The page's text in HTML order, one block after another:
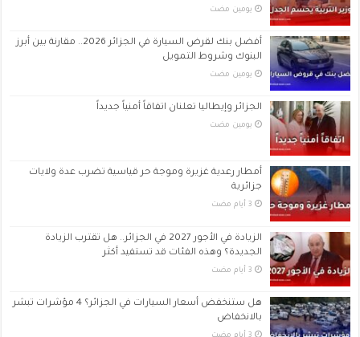
‏يومين مضت
أفضل بنك لقرض السيارة في الجزائر 2026.. مقارنة بين أبرز
البنوك وشروط التمويل
‏يومين مضت
الجزائر وإيطاليا تعلنان اتفاقاً أمنياً جديداً
‏يومين مضت
أمطار رعدية غزيرة وموجة حر قياسية تضرب عدة ولايات
جزائرية
الزيادة في الأجور 2027 في الجزائر.. هل تقترب الزيادة
الجديدة؟ وهذه الفئات قد تستفيد أكثر
هل ستنخفض أسعار السيارات في الجزائر؟ 4 مؤشرات تبشر
بالانخفاض